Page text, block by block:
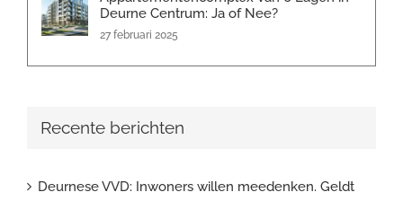
Deurne Centrum: Ja of Nee?
27 februari 2025
Recente berichten
Deurnese VVD: Inwoners willen meedenken. Geldt